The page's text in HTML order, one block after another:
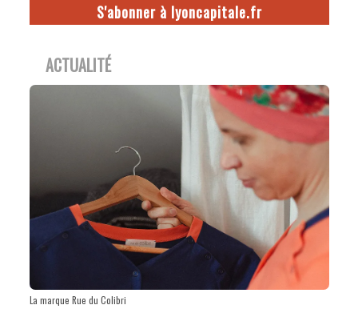
S'abonner à lyoncapitale.fr
ACTUALITÉ
La marque Rue du Colibri